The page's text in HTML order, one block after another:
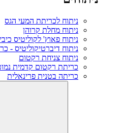
ניתוח לכריתת המעי הגס
ניתוח מחלת קרוהן
ניתוח פאוץ' לקוליטיס
ניתוח דיברטיקוליטיס -
ניתוח צניחת רקטום
כריתת רקטום קדמית
כריתה בטנית פרינאלית